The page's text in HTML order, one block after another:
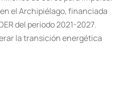
el Archipiélago, financiada
del periodo 2021-2027.
la transición energética